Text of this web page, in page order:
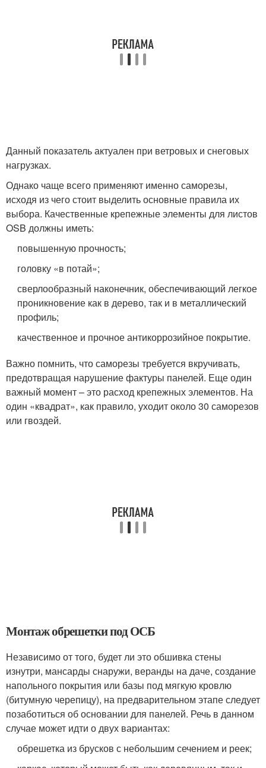
Данный показатель актуален при ветровых и снеговых
нагрузках.
Однако чаще всего применяют именно саморезы,
исходя из чего стоит выделить основные правила их
выбора. Качественные крепежные элементы для листов
OSB должны иметь:
повышенную прочность;
головку «в потай»;
сверлообразный наконечник, обеспечивающий легкое
проникновение как в дерево, так и в металлический
профиль;
качественное и прочное антикоррозийное покрытие.
Важно помнить, что саморезы требуется вкручивать,
предотвращая нарушение фактуры панелей. Еще один
важный момент – это расход крепежных элементов. На
один «квадрат», как правило, уходит около 30 саморезов
или гвоздей.
Монтаж обрешетки под ОСБ
Независимо от того, будет ли это обшивка стены
изнутри, мансарды снаружи, веранды на даче, создание
напольного покрытия или базы под мягкую кровлю
(битумную черепицу), на предварительном этапе следует
позаботиться об основании для панелей. Речь в данном
случае может идти о двух вариантах:
обрешетка из брусков с небольшим сечением и реек;